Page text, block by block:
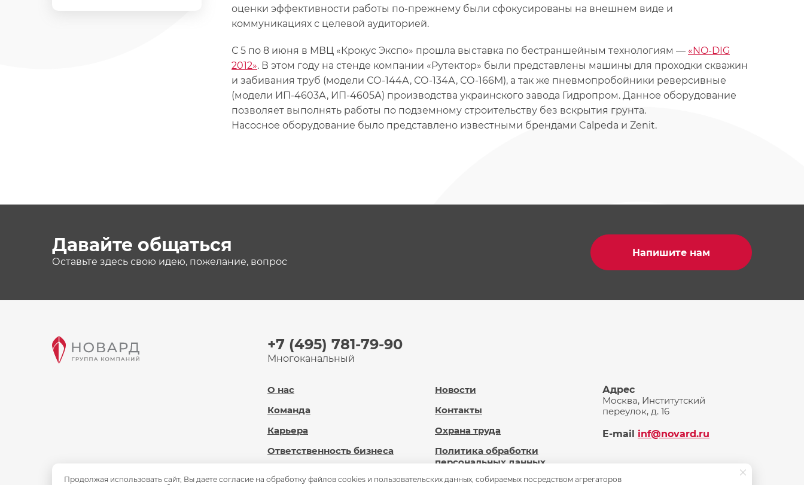
оценки эффективности работы по-прежнему были сфокусированы на внешнем виде и
коммуникациях с целевой аудиторией.
С 5 по 8 июня в MВЦ «Крокус Экспо» прошла выставка по бестраншейным технологиям — «NO-DIG
2012». В этом году на стенде компании «Рутектор» были представлены машины для проходки скважин
и забивания труб (модели СО-144А, СО-134А, СО-166М), а так же пневмопробойники реверсивные
(модели ИП-4603А, ИП-4605А) производства украинского завода Гидропром. Данное оборудование
позволяет выполнять работы по подземному строительству без вскрытия грунта.
Насосное оборудование было представлено известными брендами Calpeda и Zenit.
Давайте общаться
Оставьте здесь свою идею, пожелание, вопрос
Напишите нам
+7 (495) 781-79-90
Многоканальный
О нас
Команда
Карьера
Ответственность бизнеса
Новости
Контакты
Охрана труда
Политика обработки
персональных данных
Сведения об
Адрес
Москва, Институтский
переулок, д. 16
E-mail inf@novard.ru
Продолжая использовать сайт, Вы даете согласие на обработку файлов cookies и пользовательских данных, собираемых посредством агрегаторов